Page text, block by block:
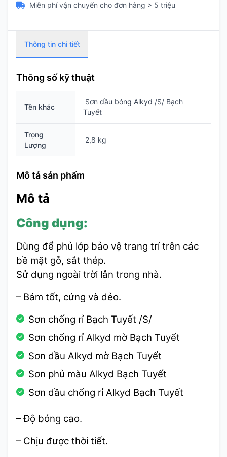
Miễn phí vận chuyển cho đơn hàng > 5 triệu
Thông tin chi tiết
Thông số kỹ thuật
Tên khác
Sơn dầu bóng Alkyd /S/ Bạch
Tuyết
Trọng
Lượng
2,8 kg
Mô tả sản phẩm
Mô tả
Công dụng:
Dùng để phủ lớp bảo vệ trang trí trên các
bề mặt gỗ, sắt thép.
Sử dụng ngoài trời lẫn trong nhà.
– Bám tốt, cứng và dẻo.
Sơn chống rỉ Bạch Tuyết /S/
Sơn chống rỉ Alkyd mờ Bạch Tuyết
Sơn dầu Alkyd mờ Bạch Tuyết
Sơn phủ màu Alkyd Bạch Tuyết
Sơn dầu chống rỉ Alkyd Bạch Tuyết
– Độ bóng cao.
– Chịu được thời tiết.